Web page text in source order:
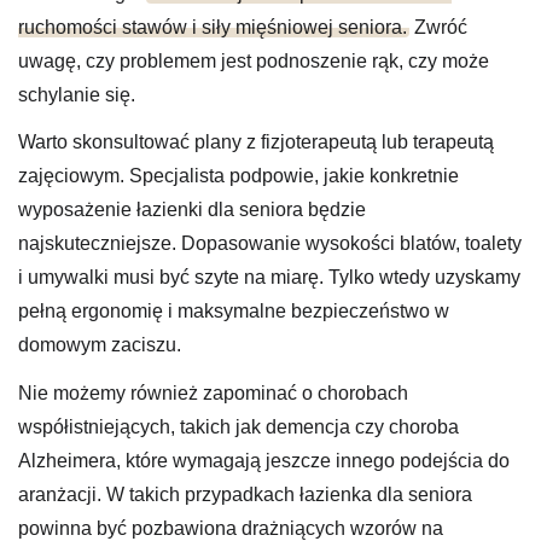
ruchomości stawów i siły mięśniowej seniora. Zwróć
uwagę, czy problemem jest podnoszenie rąk, czy może
schylanie się.
Warto skonsultować plany z fizjoterapeutą lub terapeutą
zajęciowym. Specjalista podpowie, jakie konkretnie
wyposażenie łazienki dla seniora będzie
najskuteczniejsze. Dopasowanie wysokości blatów, toalety
i umywalki musi być szyte na miarę. Tylko wtedy uzyskamy
pełną ergonomię i maksymalne bezpieczeństwo w
domowym zaciszu.
Nie możemy również zapominać o chorobach
współistniejących, takich jak demencja czy choroba
Alzheimera, które wymagają jeszcze innego podejścia do
aranżacji. W takich przypadkach łazienka dla seniora
powinna być pozbawiona drażniących wzorów na